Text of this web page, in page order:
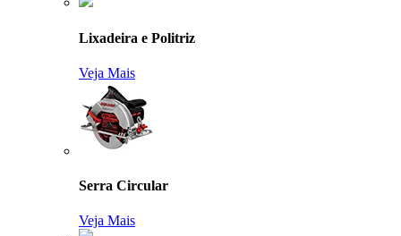
Lixadeira e Politriz
Veja Mais
Serra Circular
Veja Mais